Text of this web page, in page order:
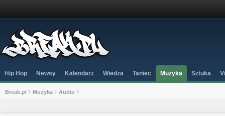
Hip Hop Newsy Kalendarz Wiedza Taniec Muzyka Sztuka
Break.pl Muzyka Audio